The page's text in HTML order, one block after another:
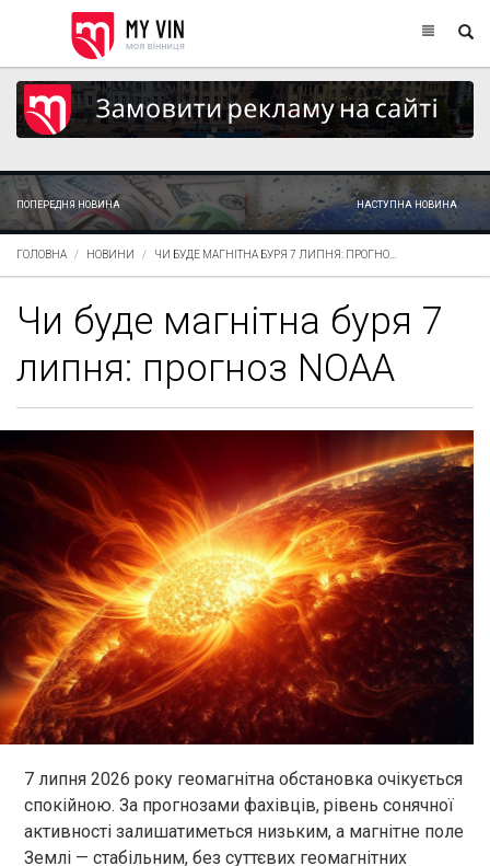
ПОПЕРЕДНЯ НОВИНА НАСТУПНА НОВИНА
ГОЛОВНА НОВИНИ ЧИ БУДЕ МАГНІТНА БУРЯ 7 ЛИПНЯ: ПРОГНО...
Чи буде магнітна буря 7
липня: прогноз NOAA
7 липня 2026 року геомагнітна обстановка очікується
спокійною. За прогнозами фахівців, рівень сонячної
активності залишатиметься низьким, а магнітне поле
Землі — стабільним, без суттєвих геомагнітних